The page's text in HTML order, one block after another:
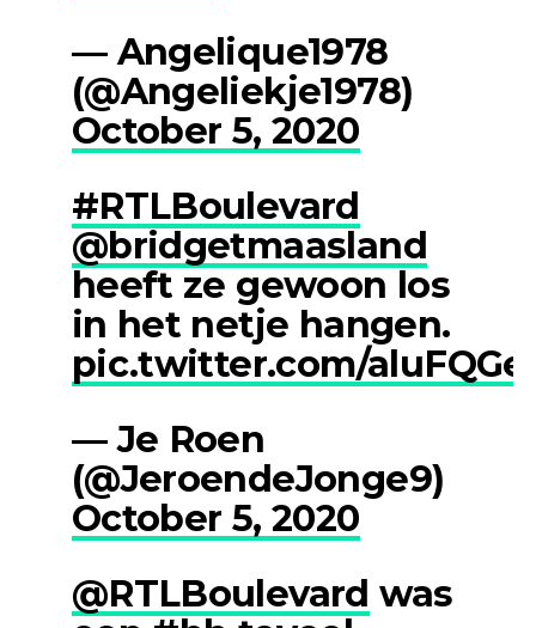
— Angelique1978
(@Angeliekje1978)
October 5, 2020
#RTLBoulevard
@bridgetmaasland
heeft ze gewoon los
in het netje hangen.
pic.twitter.com/
— Je Roen
(@JeroendeJonge9)
October 5, 2020
@RTLBoulevard was